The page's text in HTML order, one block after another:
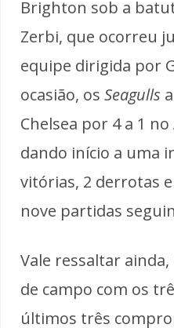
Brighton sob a
Zerbi, que ocorreu
equipe dirigida por
ocasião, os Seagulls
Chelsea por 4 a 1
dando início a uma
vitórias, 2 derrotas
nove partidas
Vale ressaltar
de campo com os
últimos três